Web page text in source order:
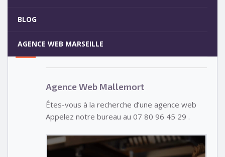
BLOG
AGENCE WEB MARSEILLE
5
Votre site internet pour 29€
Agence Web Mallemort
Êtes-vous à la recherche d’une agence web
Appelez notre bureau au 07 80 96 45 29 .